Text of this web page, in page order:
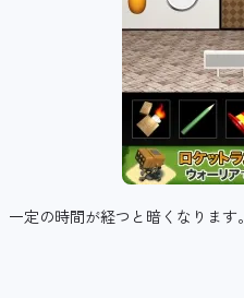
一定の時間が経つと暗くなります。